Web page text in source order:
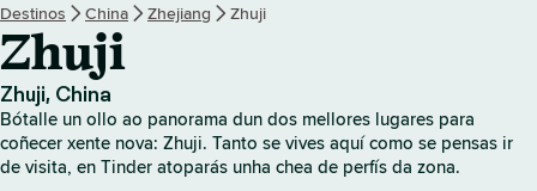
r
e
Destinos China Zhejiang Zhuji
Zhuji
Zhuji, China
Bótalle un ollo ao panorama dun dos mellores lugares para
coñecer xente nova: Zhuji. Tanto se vives aquí como se pensas ir
de visita, en Tinder atoparás unha chea de perfís da zona.